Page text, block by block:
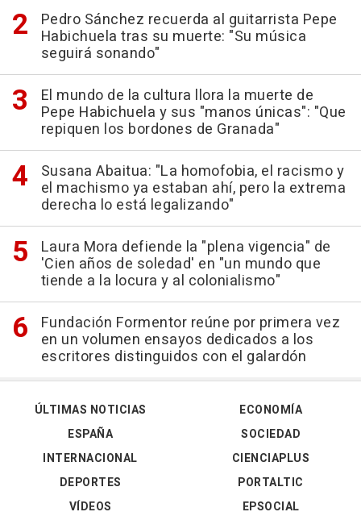
Pedro Sánchez recuerda al guitarrista Pepe
Habichuela tras su muerte: "Su música
seguirá sonando"
El mundo de la cultura llora la muerte de
Pepe Habichuela y sus "manos únicas": "Que
repiquen los bordones de Granada"
Susana Abaitua: "La homofobia, el racismo y
el machismo ya estaban ahí, pero la extrema
derecha lo está legalizando"
Laura Mora defiende la "plena vigencia" de
'Cien años de soledad' en "un mundo que
tiende a la locura y al colonialismo"
Fundación Formentor reúne por primera vez
en un volumen ensayos dedicados a los
escritores distinguidos con el galardón
ÚLTIMAS NOTICIAS
ESPAÑA
INTERNACIONAL
DEPORTES
VÍDEOS
ECONOMÍA
SOCIEDAD
CIENCIAPLUS
PORTALTIC
EPSOCIAL